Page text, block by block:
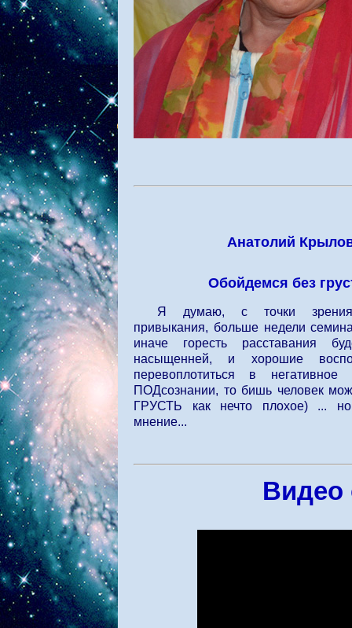
Анатолий
Обойдемся без
Я думаю, с точки зрения
привыкания, больше недели
иначе горесть расставания
насыщенней, и хорошие
перевоплотиться в негативное
ПОДсознании, то бишь человек
ГРУСТЬ как нечто плохое) ...
мнение...
Видео